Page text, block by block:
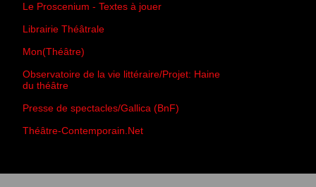
Le Proscenium - Textes à jouer
Librairie Théâtrale
Mon(Théâtre)
Observatoire de la vie littéraire/Projet: Haine
du théâtre
Presse de spectacles/Gallica (BnF)
Théâtre-Contemporain.Net